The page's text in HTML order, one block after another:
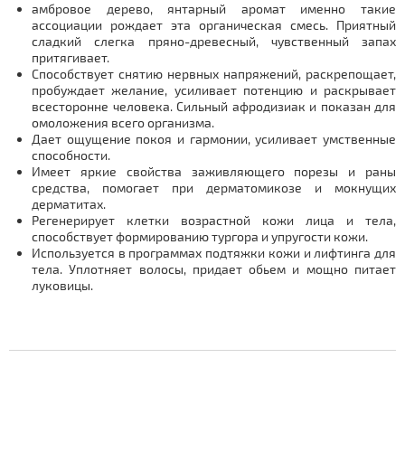
амбровое дерево, янтарный аромат именно такие
ассоциации рождает эта органическая смесь. Приятный
сладкий слегка пряно-древесный, чувственный запах
притягивает.
Cпособствует снятию нервных напряжений, раскрепощает,
пробуждает желание, усиливает потенцию и раскрывает
всесторонне человека. Сильный афродизиак и показан для
омоложения всего организма.
Дает ощущение покоя и гармонии, усиливает умственные
способности.
Имеет яркие свойства заживляющего порезы и раны
средства, помогает при дерматомикозе и мокнущих
дерматитах.
Регенерирует клетки возрастной кожи лица и тела,
способствует формированию тургора и упругости кожи.
Используется в программах подтяжки кожи и лифтинга для
тела. Уплотняет волосы, придает обьем и мощно питает
луковицы.